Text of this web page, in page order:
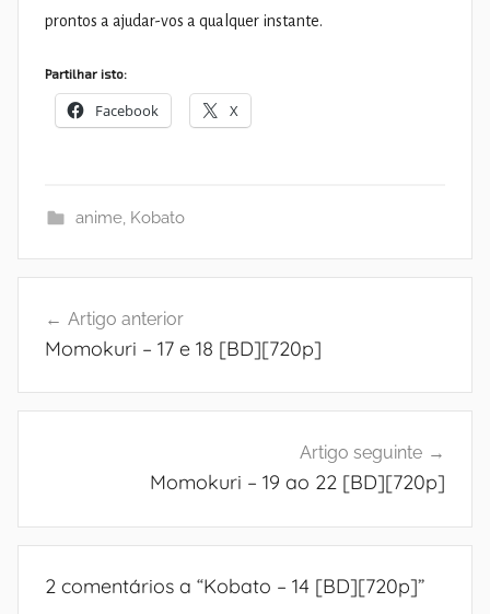
prontos a ajudar-vos a qualquer instante.
Partilhar isto:
Facebook X
anime, Kobato
de
Artigo anterior
Momokuri – 17 e 18 [BD][720p]
Artigo seguinte
Momokuri – 19 ao 22 [BD][720p]
2 comentários a “Kobato – 14 [BD][720p]”